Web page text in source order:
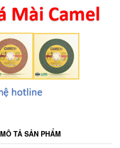
MÔ TẢ SẢN PHẨM